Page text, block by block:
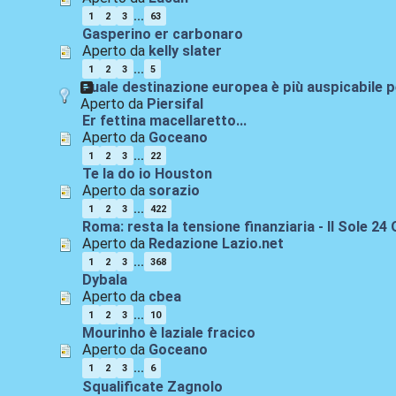
1 2 3 ... 63
Gasperino er carbonaro
Aperto da kelly slater
1 2 3 ... 5
Quale destinazione europea è più auspicabile
Aperto da Piersifal
Er fettina macellaretto...
Aperto da Goceano
1 2 3 ... 22
Te la do io Houston
Aperto da sorazio
1 2 3 ... 422
Roma: resta la tensione finanziaria - Il Sole 24
Aperto da Redazione Lazio.net
1 2 3 ... 368
Dybala
Aperto da cbea
1 2 3 ... 10
Mourinho è laziale fracico
Aperto da Goceano
1 2 3 ... 6
Squalificate Zagnolo